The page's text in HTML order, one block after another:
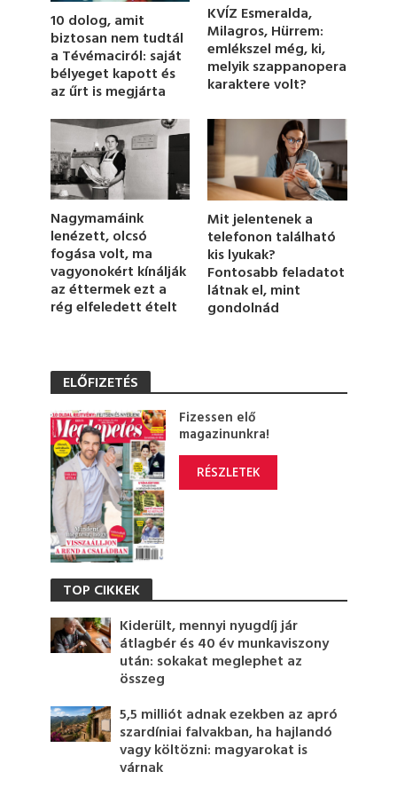
5
6
s
e
c
o
n
s
10 dolog, amit
biztosan nem tudtál
a Tévémaciról: saját
bélyeget kapott és
az űrt is megjárta
KVÍZ Esmeralda,
Milagros, Hürrem:
emlékszel még, ki,
melyik szappanopera
karaktere volt?
Nagymamáink
lenézett, olcsó
fogása volt, ma
vagyonokért kínálják
az éttermek ezt a
rég elfeledett ételt
Mit jelentenek a
telefonon található
kis lyukak?
Fontosabb feladatot
látnak el, mint
gondolnád
ELŐFIZETÉS
Fizessen elő
magazinunkra!
RÉSZLETEK
TOP CIKKEK
Kiderült, mennyi nyugdíj jár
átlagbér és 40 év munkaviszony
után: sokakat meglephet az
összeg
5,5 milliót adnak ezekben az apró
szardíniai falvakban, ha hajlandó
vagy költözni: magyarokat is
várnak